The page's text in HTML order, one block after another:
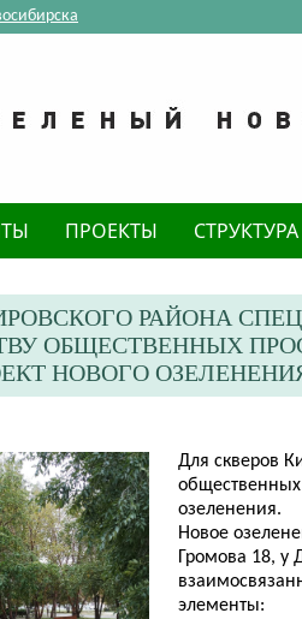
ПРОЕКТЫ СТРУКТУРА
РАЙОНА
ОБЩЕСТВЕННЫХ
НОВОГО
​Для скверов
общественных
озеленения.
Новое
Громова 18, у
элементы: